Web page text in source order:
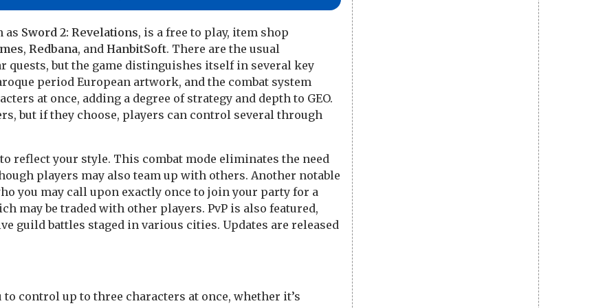
as Sword 2: Revelations, is a free to play, item shop
, Redbana, and HanbitSoft. There are the usual
quests, but the game distinguishes itself in several key
period European artwork, and the combat system
at once, adding a degree of strategy and depth to GEO.
but if they choose, players can control several through
reflect your style. This combat mode eliminates the need
players may also team up with others. Another notable
you may call upon exactly once to join your party for a
may be traded with other players. PvP is also featured,
guild battles staged in various cities. Updates are released
control up to three characters at once, whether it’s